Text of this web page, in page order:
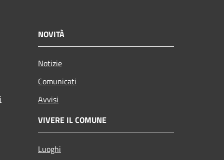
NOVITÀ
Notizie
Comunicati
Avvisi
VIVERE IL COMUNE
Luoghi